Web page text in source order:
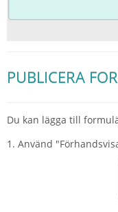
PUBLICERA
Du kan lägga till
1. Använd